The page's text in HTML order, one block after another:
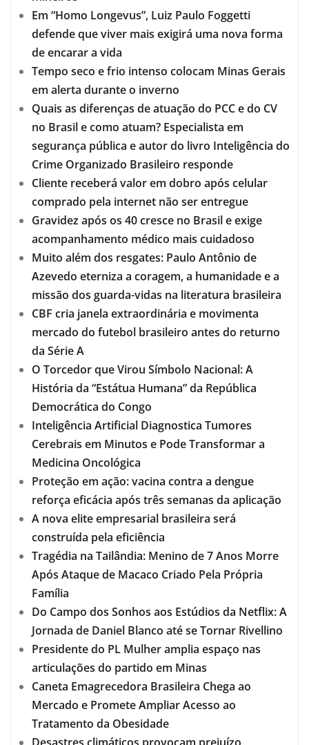
Em “Homo Longevus”, Luiz Paulo Foggetti
defende que viver mais exigirá uma nova forma
de encarar a vida
Tempo seco e frio intenso colocam Minas Gerais
em alerta durante o inverno
Quais as diferenças de atuação do PCC e do CV
no Brasil e como atuam? Especialista em
segurança pública e autor do livro Inteligência do
Crime Organizado Brasileiro responde
Cliente receberá valor em dobro após celular
comprado pela internet não ser entregue
Gravidez após os 40 cresce no Brasil e exige
acompanhamento médico mais cuidadoso
Muito além dos resgates: Paulo Antônio de
Azevedo eterniza a coragem, a humanidade e a
missão dos guarda-vidas na literatura brasileira
CBF cria janela extraordinária e movimenta
mercado do futebol brasileiro antes do returno
da Série A
O Torcedor que Virou Símbolo Nacional: A
História da “Estátua Humana” da República
Democrática do Congo
Inteligência Artificial Diagnostica Tumores
Cerebrais em Minutos e Pode Transformar a
Medicina Oncológica
Proteção em ação: vacina contra a dengue
reforça eficácia após três semanas da aplicação
A nova elite empresarial brasileira será
construída pela eficiência
Tragédia na Tailândia: Menino de 7 Anos Morre
Após Ataque de Macaco Criado Pela Própria
Família
Do Campo dos Sonhos aos Estúdios da Netflix: A
Jornada de Daniel Blanco até se Tornar Rivellino
Presidente do PL Mulher amplia espaço nas
articulações do partido em Minas
Caneta Emagrecedora Brasileira Chega ao
Mercado e Promete Ampliar Acesso ao
Tratamento da Obesidade